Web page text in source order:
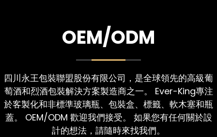
OEM/ODM
四川永王包裝聯盟股份有限公司，是全球領先的高級葡
萄酒和烈酒包裝解決方案製造商之一。 Ever-King專注
於客製化和非標準玻璃瓶、包裝盒、標籤、軟木塞和瓶
蓋。 OEM/ODM 歡迎我們接受。 如果您有任何關於設
計的想法，請隨時來找我們。